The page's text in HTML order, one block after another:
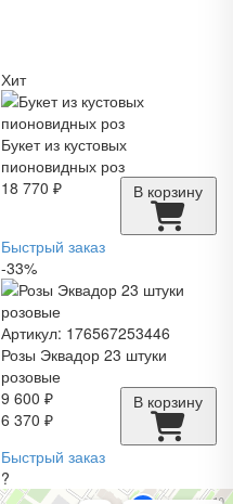
Хит
Букет из кустовых
пионовидных роз
18 770 ₽
В корзину
Быстрый заказ
-33%
Артикул: 176567253446
Розы Эквадор 23 штуки
розовые
9 600 ₽
6 370 ₽
В корзину
Быстрый заказ
?